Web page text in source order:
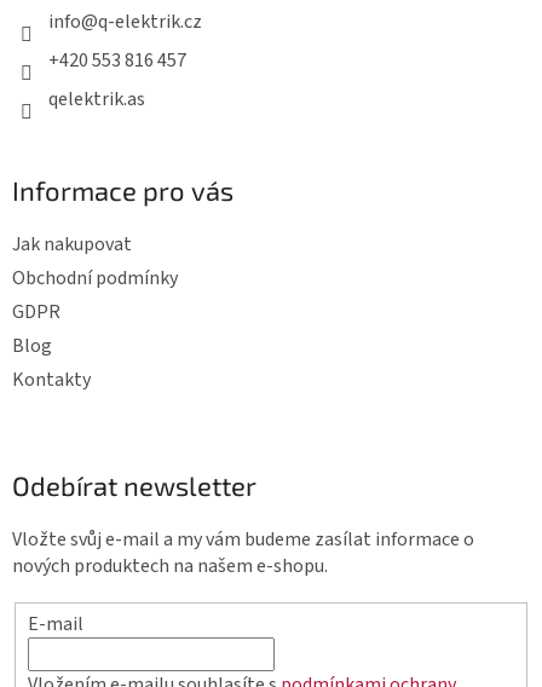
info@q-elektrik.cz
+420 553 816 457
qelektrik.as
Informace pro vás
Jak nakupovat
Obchodní podmínky
GDPR
Blog
Kontakty
Odebírat newsletter
Vložte svůj e-mail a my vám budeme zasílat informace o
nových produktech na našem e-shopu.
E-mail